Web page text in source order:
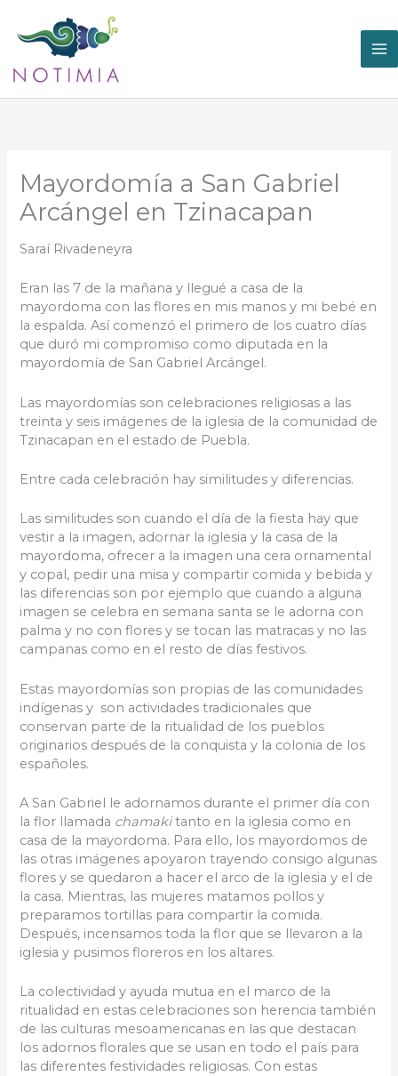
contenido
Mayordomía a San Gabriel
Arcángel en Tzinacapan
Saraí Rivadeneyra
Eran las 7 de la mañana y llegué a casa de la
mayordoma con las flores en mis manos y mi bebé en
la espalda. Así comenzó el primero de los cuatro días
que duró mi compromiso como diputada en la
mayordomía de San Gabriel Arcángel.
Las mayordomías son celebraciones religiosas a las
treinta y seis imágenes de la iglesia de la comunidad de
Tzinacapan en el estado de Puebla.
Entre cada celebración hay similitudes y diferencias.
Las similitudes son cuando el día de la fiesta hay que
vestir a la imagen, adornar la iglesia y la casa de la
mayordoma, ofrecer a la imagen una cera ornamental
y copal, pedir una misa y compartir comida y bebida y
las diferencias son por ejemplo que cuando a alguna
imagen se celebra en semana santa se le adorna con
palma y no con flores y se tocan las matracas y no las
campanas como en el resto de días festivos.
Estas mayordomías son propias de las comunidades
indígenas y son actividades tradicionales que
conservan parte de la ritualidad de los pueblos
originarios después de la conquista y la colonia de los
españoles.
A San Gabriel le adornamos durante el primer día con
la flor llamada chamakitanto en la iglesia como en
casa de la mayordoma. Para ello, los mayordomos de
las otras imágenes apoyaron trayendo consigo algunas
flores y se quedaron a hacer el arco de la iglesia y el de
la casa. Mientras, las mujeres matamos pollos y
preparamos tortillas para compartir la comida.
Después, incensamos toda la flor que se llevaron a la
iglesia y pusimos floreros en los altares.
La colectividad y ayuda mutua en el marco de la
ritualidad en estas celebraciones son herencia también
de las culturas mesoamericanas en las que destacan
los adornos florales que se usan en todo el país para
las diferentes festividades religiosas. Con estas